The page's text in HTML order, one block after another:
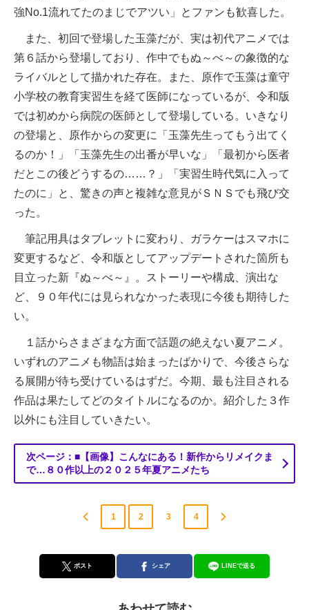
強No.1流れてたのまじでアツい」とファンも歓喜した。
また、初回で登場した玉藻だが、実は初代アニメでは
第６話から登場しており、作中でもぬ～べ～の象徴的な
ライバルとして描かれた存在。また、原作で玉藻は童守
小学校の教育実習生を経て医師になっているが、令和版
では初めから病院の医師として登場している。いきなり
の登場と、原作からの変更に「玉藻先生ってもう出てく
るのか！」「玉藻先生の出番が早いな」「最初から医者
だとこの後どうするの……？」「実習生時代気に入って
たのに」と、驚きの声と複雑な意見がＳＮＳでも飛び交
った。
筆記用具はタブレットに変わり、ガラケーはスマホに
変更するなど、令和版としてアップデートされた箇所も
目立った新『ぬ～べ～』。ストーリーや構成、演出な
ど、９０年代には見られなかった表現に今後も期待した
い。
１話からさまざまな方面で話題の絶えない夏アニメ。
いずれのアニメも物語は始まったばかりで、今後さらな
る展開が待ち受けているはずだ。今期、最も注目される
作品は果たしてどのタイトルになるのか。紹介した３作
以外にも注目していきたい。
次ページ：■【画像】こんなにある！新作からリメイクま
で…８０作以上の２０２５年夏アニメたち
1 2 3 4
ポスト シェア LINEで送る